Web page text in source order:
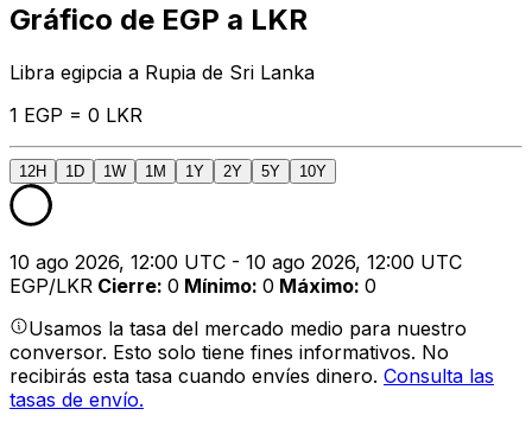
Gráfico de EGP a LKR
Libra egipcia a Rupia de Sri Lanka
1 EGP = 0 LKR
12H 1D 1W 1M 1Y 2Y 5Y 10Y
10 ago 2026, 12:00 UTC - 10 ago 2026, 12:00 UTC
EGP/LKR Cierre: 0 Mínimo: 0 Máximo: 0
Usamos la tasa del mercado medio para nuestro
conversor. Esto solo tiene fines informativos. No
recibirás esta tasa cuando envíes dinero. Consulta las
tasas de envío.